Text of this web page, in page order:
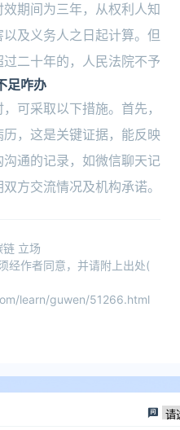
期间为三年，从权利人知
及义务人之日起计算。但
二十年的，人民法院不予
足咋办
可采取以下措施。首先，
，这是关键证据，能反映
通的记录，如微信聊天记
方交流情况及机构承诺。
立场
经作者同意，并请附上出处(
learn/guwen/51266.html